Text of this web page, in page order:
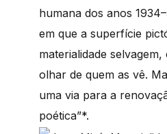
humana dos anos
em que a superfície
materialidade
olhar de quem as vê.
uma via para a
poética”*.